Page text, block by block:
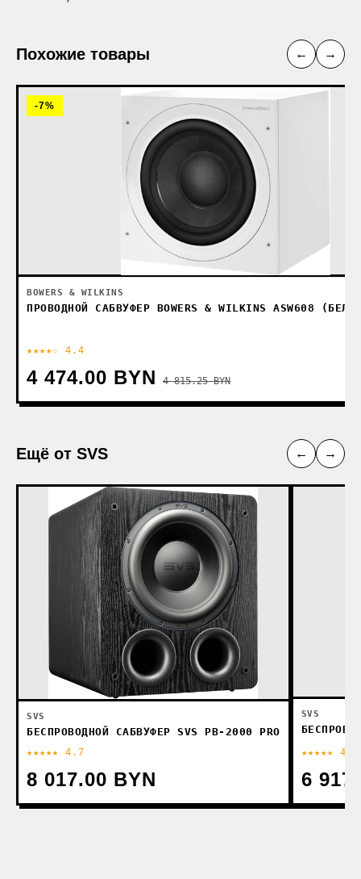
Похожие товары ← →
-7%
BOWERS & WILKINS
ПРОВОДНОЙ САБВУФЕР BOWERS & WILKINS ASW608
★★★★☆ 4.4
4 474.00 BYN 4 815.25 BYN
Ещё от SVS ← →
SVS
БЕСПРОВОДНОЙ САБВУФЕР SVS PB-2000 PRO
★★★★★ 4.7
8 017.00 BYN
SVS
★★★★★ 4.7
6